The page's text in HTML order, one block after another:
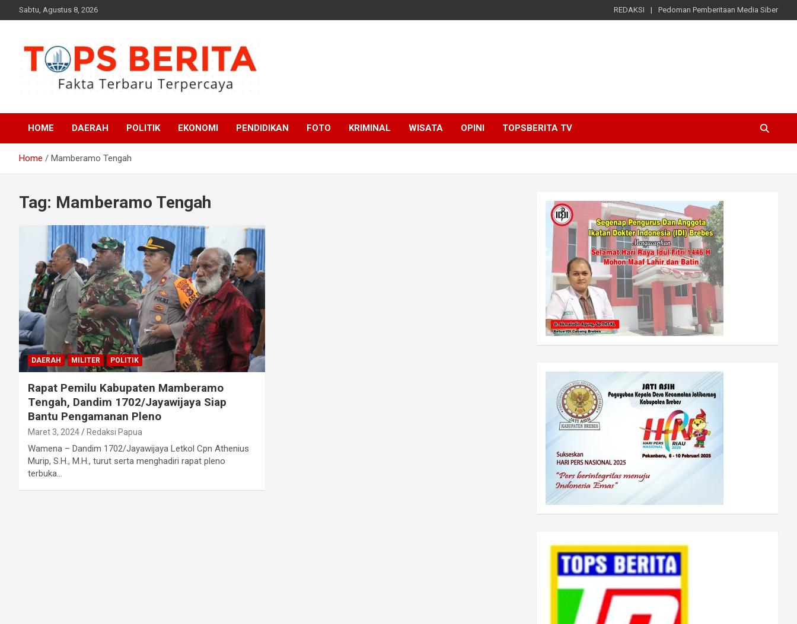
to
Sabtu, Agustus 8, 2026 REDAKSI Pedoman Pemberitaan Media Siber
Tops Berita
HOME DAERAH POLITIK EKONOMI PENDIDIKAN FOTO KRIMINAL WISATA OPINI TOPSBERITA TV
Home Mamberamo Tengah
Tag: Mamberamo Tengah
DAERAH MILITER POLITIK
Rapat Pemilu Kabupaten Mamberamo
Tengah, Dandim 1702/Jayawijaya Siap
Bantu Pengamanan Pleno
Maret 3, 2024 Redaksi Papua
Wamena – Dandim 1702/Jayawijaya Letkol Cpn Athenius
Murip, S.H., M.H., turut serta menghadiri rapat pleno
terbuka…